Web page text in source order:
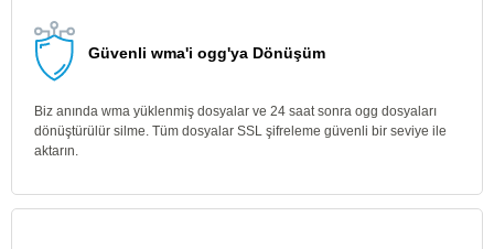
Güvenli wma'i ogg'ya Dönüşüm
Biz anında wma yüklenmiş dosyalar ve 24 saat sonra ogg dosyaları
dönüştürülür silme. Tüm dosyalar SSL şifreleme güvenli bir seviye ile
aktarın.